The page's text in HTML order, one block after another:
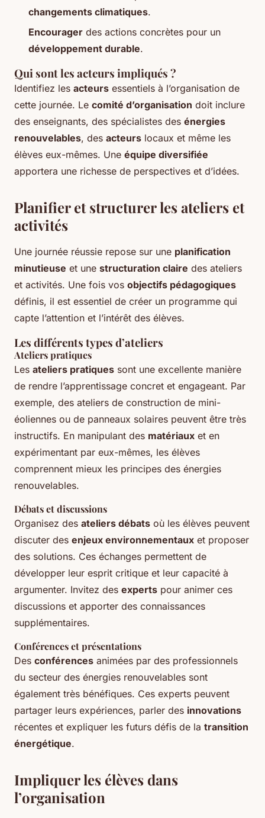
changements climatiques.
Encourager des actions concrètes pour un
développement durable.
Qui sont les acteurs impliqués ?
Identifiez les acteurs essentiels à l’organisation de
cette journée. Le comité d’organisation doit inclure
des enseignants, des spécialistes des énergies
renouvelables, des acteurs locaux et même les
élèves eux-mêmes. Une équipe diversifiée
apportera une richesse de perspectives et d’idées.
Planifier et structurer les ateliers et
activités
Une journée réussie repose sur une planification
minutieuse et une structuration claire des ateliers
et activités. Une fois vos objectifs pédagogiques
définis, il est essentiel de créer un programme qui
capte l’attention et l’intérêt des élèves.
Les différents types d’ateliers
Ateliers pratiques
Les ateliers pratiques sont une excellente manière
de rendre l’apprentissage concret et engageant. Par
exemple, des ateliers de construction de mini-
éoliennes ou de panneaux solaires peuvent être très
instructifs. En manipulant des matériaux et en
expérimentant par eux-mêmes, les élèves
comprennent mieux les principes des énergies
renouvelables.
Débats et discussions
Organisez des ateliers débats où les élèves peuvent
discuter des enjeux environnementaux et proposer
des solutions. Ces échanges permettent de
développer leur esprit critique et leur capacité à
argumenter. Invitez des experts pour animer ces
discussions et apporter des connaissances
supplémentaires.
Conférences et présentations
Des conférences animées par des professionnels
du secteur des énergies renouvelables sont
également très bénéfiques. Ces experts peuvent
partager leurs expériences, parler des innovations
récentes et expliquer les futurs défis de la transition
énergétique.
Impliquer les élèves dans
l’organisation